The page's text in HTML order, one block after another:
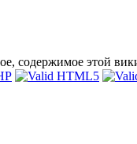
содержимое этой